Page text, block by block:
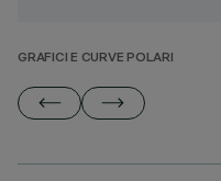
GRAFICI E CURVE POLARI